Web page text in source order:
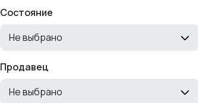
Состояние
Не выбрано
Продавец
Не выбрано